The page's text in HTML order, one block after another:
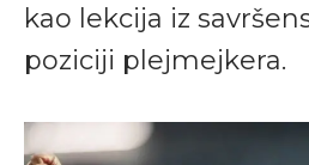
kao lekcija iz
poziciji plejmejkera.